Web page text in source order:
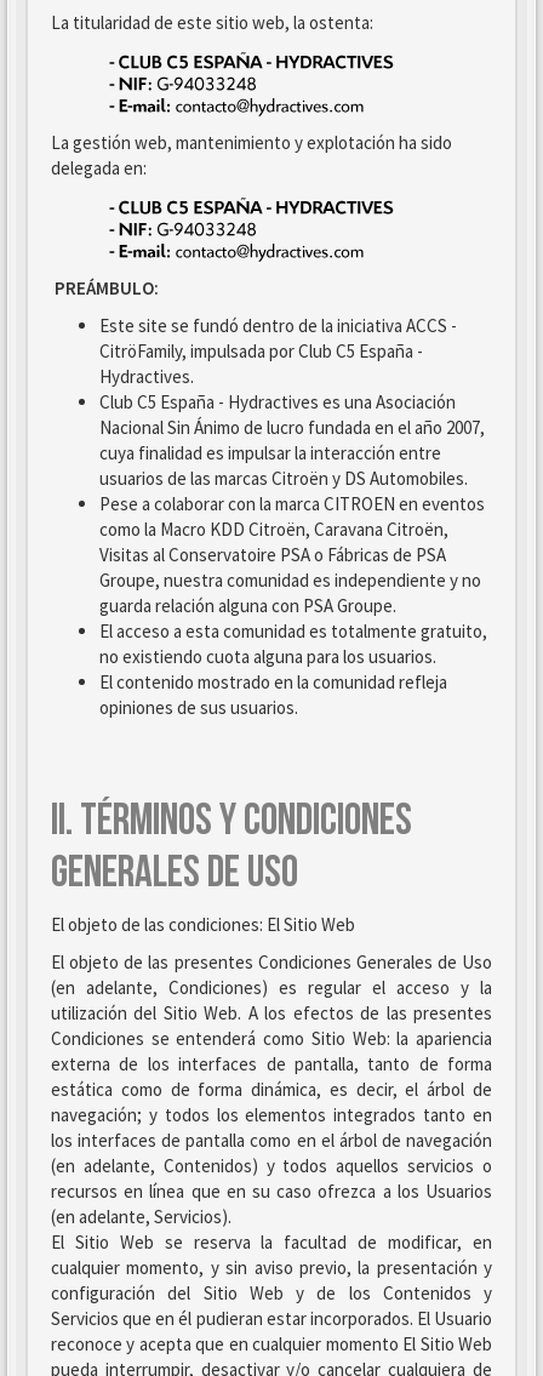
La titularidad de este sitio web, la ostenta:
La gestión web, mantenimiento y explotación ha sido
delegada en:
PREÁMBULO:
Este site se fundó dentro de la iniciativa ACCS -
CitröFamily, impulsada por Club C5 España -
Hydractives.
Club C5 España - Hydractives es una Asociación
Nacional Sin Ánimo de lucro fundada en el año 2007,
cuya finalidad es impulsar la interacción entre
usuarios de las marcas Citroën y DS Automobiles.
Pese a colaborar con la marca CITROEN en eventos
como la Macro KDD Citroën, Caravana Citroën,
Visitas al Conservatoire PSA o Fábricas de PSA
Groupe, nuestra comunidad es independiente y no
guarda relación alguna con PSA Groupe.
El acceso a esta comunidad es totalmente gratuito,
no existiendo cuota alguna para los usuarios.
El contenido mostrado en la comunidad refleja
opiniones de sus usuarios.
II. TÉRMINOS Y CONDICIONES
GENERALES DE USO
El objeto de las condiciones: El Sitio Web
El objeto de las presentes Condiciones Generales de Uso
(en adelante, Condiciones) es regular el acceso y la
utilización del Sitio Web. A los efectos de las presentes
Condiciones se entenderá como Sitio Web: la apariencia
externa de los interfaces de pantalla, tanto de forma
estática como de forma dinámica, es decir, el árbol de
navegación; y todos los elementos integrados tanto en
los interfaces de pantalla como en el árbol de navegación
(en adelante, Contenidos) y todos aquellos servicios o
recursos en línea que en su caso ofrezca a los Usuarios
(en adelante, Servicios).
El Sitio Web se reserva la facultad de modificar, en
cualquier momento, y sin aviso previo, la presentación y
configuración del Sitio Web y de los Contenidos y
Servicios que en él pudieran estar incorporados. El Usuario
reconoce y acepta que en cualquier momento El Sitio Web
pueda interrumpir, desactivar y/o cancelar cualquiera de